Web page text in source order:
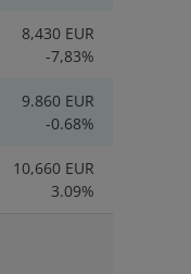
8,430 EUR
-7,83%
9.860 EUR
-0.68%
10,660 EUR
3.09%